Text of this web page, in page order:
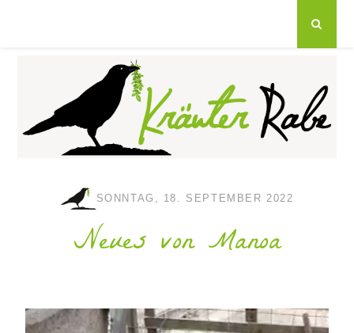
SONNTAG, 18. SEPTEMBER 2022
Neues von Manoa